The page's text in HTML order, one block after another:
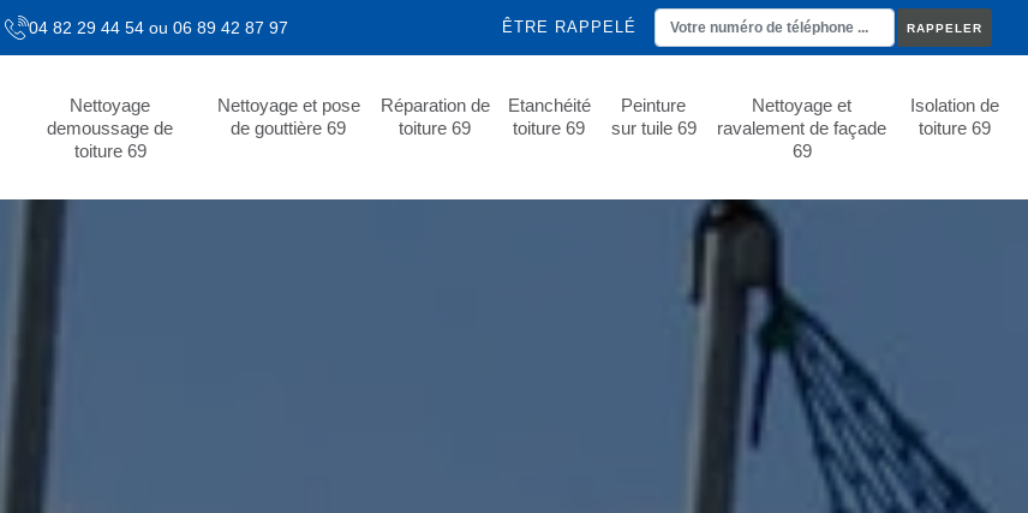
04 82 29 44 54 ou 06 89 42 87 97 ÊTRE RAPPELÉ
Nettoyage
demoussage de
toiture 69
Nettoyage et pose
de gouttière 69
Réparation de
toiture 69
Etanchéité
toiture 69
Peinture
sur tuile 69
Nettoyage et
ravalement de façade
69
Isolation de
toiture 69